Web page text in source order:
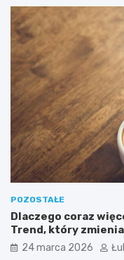
POZOSTAŁE
Dlaczego coraz
Trend, który
24 marca 2026